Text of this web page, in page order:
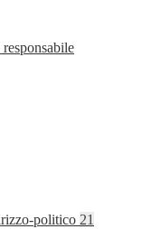
politico 21